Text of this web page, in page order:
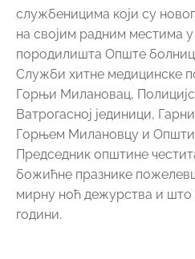
службеницима који су
на својим радним местима
породилишта Опште
Служби хитне медицинске
Горњи Милановац,
Ватрогасној јединици,
Горњем Милановцу и
Председник општине
божићне празнике
мирну ноћ дежурства и што
години.